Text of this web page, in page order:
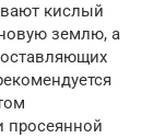
кислый
землю, а
просеянной